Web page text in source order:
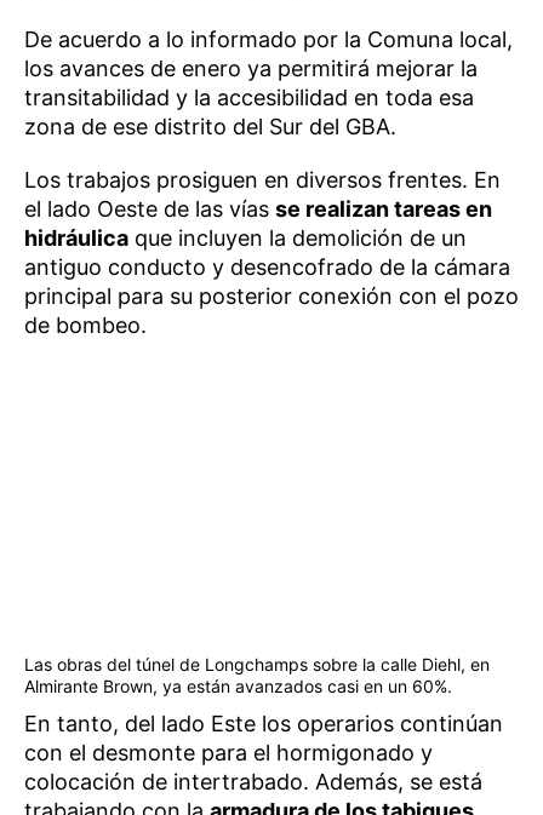
De acuerdo a lo informado por la Comuna local,
los avances de enero ya permitirá mejorar la
transitabilidad y la accesibilidad en toda esa
zona de ese distrito del Sur del GBA.
Los trabajos prosiguen en diversos frentes. En
el lado Oeste de las vías se realizan tareas en
hidráulica que incluyen la demolición de un
antiguo conducto y desencofrado de la cámara
principal para su posterior conexión con el pozo
de bombeo.
Las obras del túnel de Longchamps sobre la calle Diehl, en
Almirante Brown, ya están avanzados casi en un 60%.
En tanto, del lado Este los operarios continúan
con el desmonte para el hormigonado y
colocación de intertrabado. Además, se está